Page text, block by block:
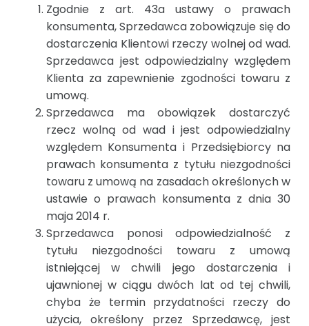
Zgodnie z art. 43a ustawy o prawach
konsumenta, Sprzedawca zobowiązuje się do
dostarczenia Klientowi rzeczy wolnej od wad.
Sprzedawca jest odpowiedzialny względem
Klienta za zapewnienie zgodności towaru z
umową.
Sprzedawca ma obowiązek dostarczyć
rzecz wolną od wad i jest odpowiedzialny
względem Konsumenta i Przedsiębiorcy na
prawach konsumenta z tytułu niezgodności
towaru z umową na zasadach określonych w
ustawie o prawach konsumenta z dnia 30
maja 2014 r.
Sprzedawca ponosi odpowiedzialność z
tytułu niezgodności towaru z umową
istniejącej w chwili jego dostarczenia i
ujawnionej w ciągu dwóch lat od tej chwili,
chyba że termin przydatności rzeczy do
użycia, określony przez Sprzedawcę, jest